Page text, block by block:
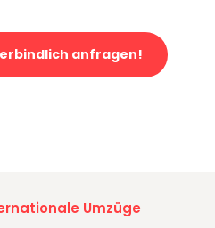
anfragen!
Umzüge